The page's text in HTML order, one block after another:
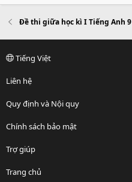
Đề thi giữa học kì I Tiếng Anh 9
Tiếng Việt
Liên hệ
Quy định và Nội quy
Chính sách bảo mật
Trợ giúp
Trang chủ